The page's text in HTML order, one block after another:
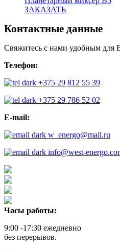
ЗАКАЗАТЬ
Контактные данные
Свяжитесь с нами удобным для
Телефон:
+375 29 812 55 39
+375 29 786 52 02
E-mail:
w_energo@mail.ru
info@west-
Часы работы:
9:00 -17:30 ежедневно
без перерывов.